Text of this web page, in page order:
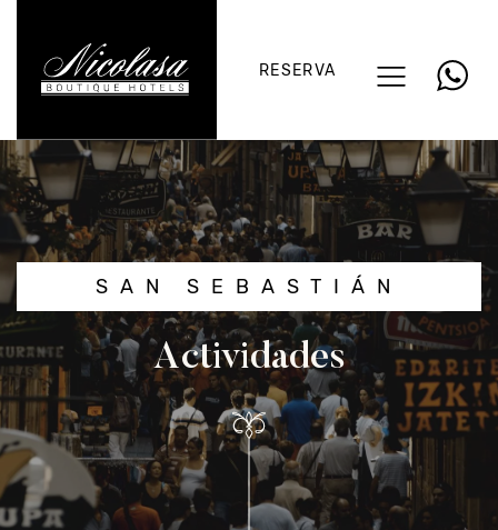
RESERVA
SAN SEBASTIÁN
Actividades